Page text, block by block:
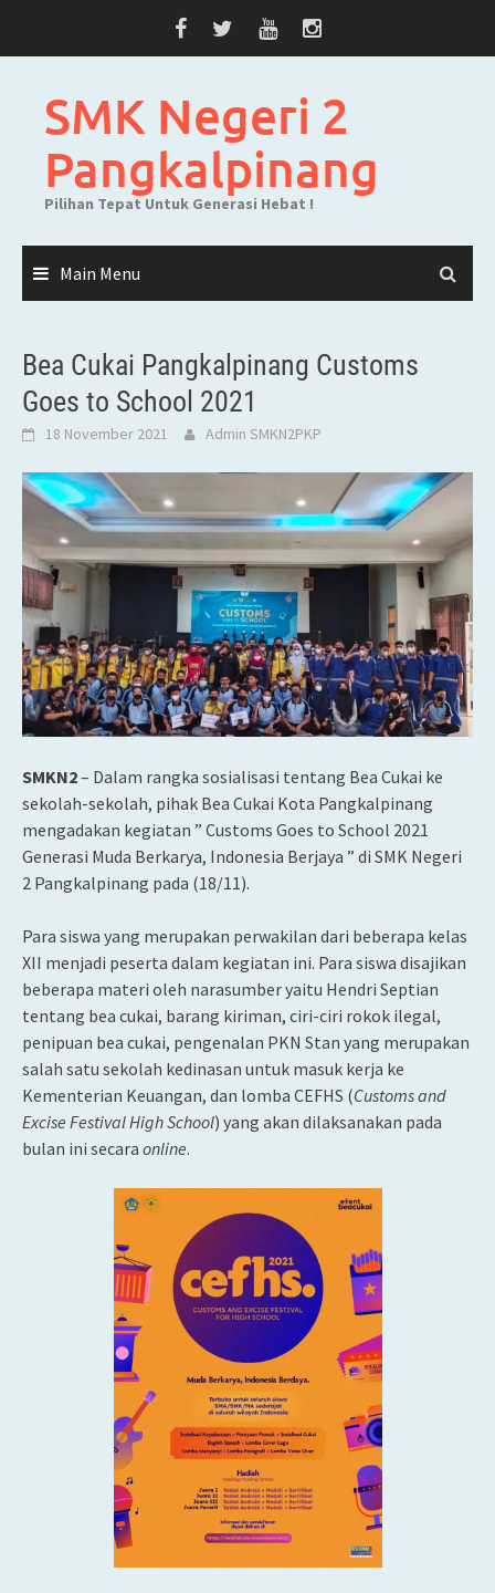
SMK Negeri 2
Pangkalpinang
Pilihan Tepat Untuk Generasi Hebat !
Main Menu
Bea Cukai Pangkalpinang Customs
Goes to School 2021
18 November 2021 Admin SMKN2PKP
SMKN2– Dalam rangka sosialisasi tentang Bea Cukai ke
sekolah-sekolah, pihak Bea Cukai Kota Pangkalpinang
mengadakan kegiatan ” Customs Goes to School 2021
Generasi Muda Berkarya, Indonesia Berjaya ” di SMK Negeri
2 Pangkalpinang pada (18/11).
Para siswa yang merupakan perwakilan dari beberapa kelas
XII menjadi peserta dalam kegiatan ini. Para siswa disajikan
beberapa materi oleh narasumber yaitu Hendri Septian
tentang bea cukai, barang kiriman, ciri-ciri rokok ilegal,
penipuan bea cukai, pengenalan PKN Stan yang merupakan
salah satu sekolah kedinasan untuk masuk kerja ke
Kementerian Keuangan, dan lomba CEFHS (Customs and
Excise Festival High School) yang akan dilaksanakan pada
bulan ini secara online.